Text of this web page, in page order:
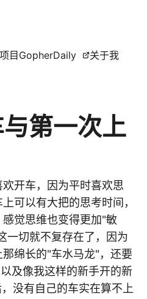
项目 GopherDaily 关于我
第一次上
开车，因为平时喜欢思
可以有大把的思考时间，
觉思维也变得更加"敏
一切就不复存在了，因为
绵长的"车水马龙"，还要
及像我这样的新手开的新
没有自己的车实在算不上